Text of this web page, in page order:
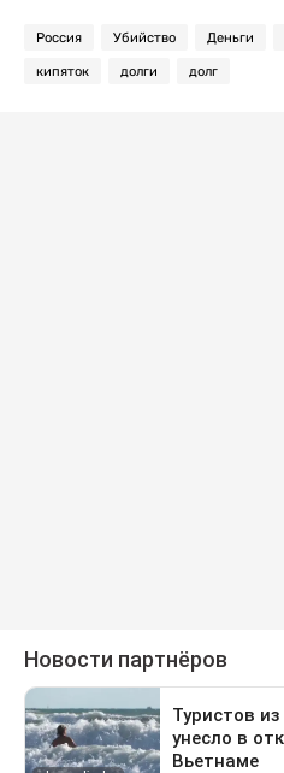
Россия Убийство Деньги
кипяток долги долг